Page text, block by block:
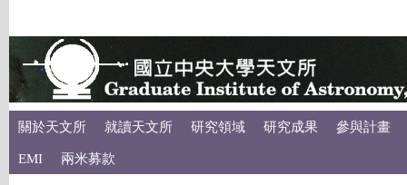
關於天文所 就讀天文所 研究領域 研究成果 參與計畫
EMI 兩米募款